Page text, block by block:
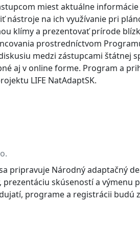
miest aktuálne
nástroje na ich využívanie pri
klímy a prezentovať prírode
prostredníctvom
medzi zástupcami štátnej
aj v online forme. Program a
LIFE NatAdaptSK.
pripravuje Národný adaptačný
prezentáciu skúseností a
programe a registrácii budú